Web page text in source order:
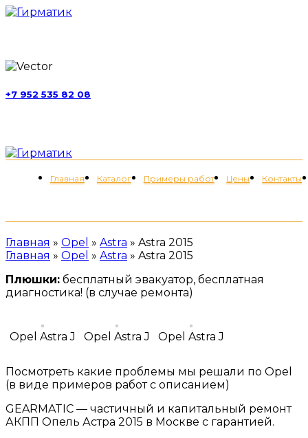
+7 952 535 82 08
Главная Каталог Примеры работ Цены Контакты
Главная » Opel » Astra » Astra 2015
Главная » Opel » Astra » Astra 2015
Плюшки: бесплатный эвакуатор, бесплатная
диагностика! (в случае ремонта)
Opel Astra J Opel Astra J Opel Astra J
Посмотреть какие проблемы мы решали по Opel
(в виде примеров работ с описанием)
GEARMATIC — частичный и капитальный ремонт
АКПП Опель Астра 2015 в Москве с гарантией.